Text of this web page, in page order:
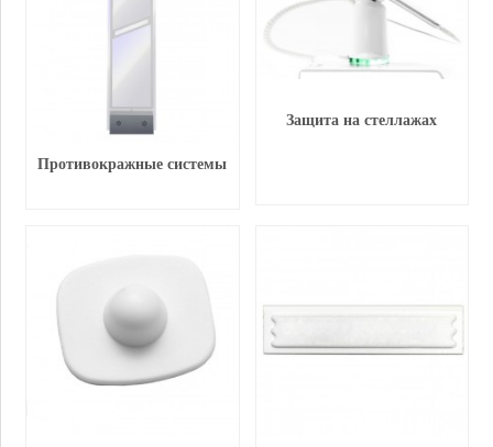
Противокражные системы
Защита на стеллажах